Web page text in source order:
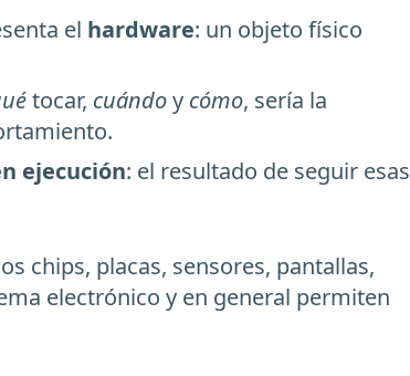
el hardware: un objeto físico
tocar, cuándoy cómo, sería la
ejecución: el resultado de seguir esas
chips, placas, sensores, pantallas,
electrónico y en general permiten